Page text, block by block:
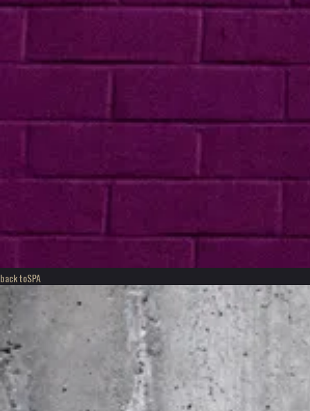
back toSPA